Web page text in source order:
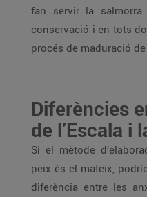
fan servir la
conservació i en tots
procés de maduració
Diferències
de l’Escala i
Si el mètode
peix és el mateix,
diferència entre les